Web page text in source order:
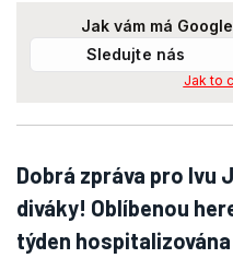
Jak vám má
Sledujte nás
Jak to
Dobrá zpráva pro Ivu
diváky! Oblíbenou
týden